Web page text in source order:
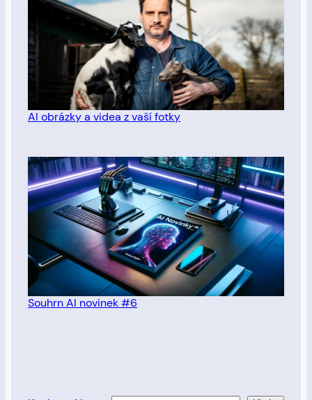
Souhrn AI novinek #1 (srpen 2023)
AI obrázky a videa z vaší fotky